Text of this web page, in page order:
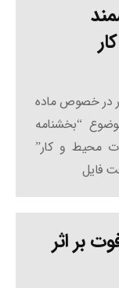
در خصوص ماده
“بخشنامه
محیط و کار”
بر اثر